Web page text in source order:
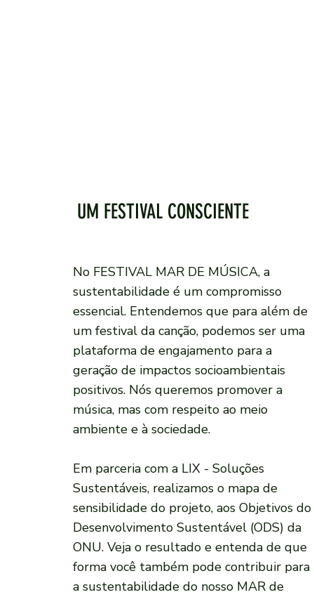
UM FESTIVAL CONSCIENTE
No FESTIVAL MAR DE MÚSICA, a
sustentabilidade é um compromisso
essencial. Entendemos que para além de
um festival da canção, podemos ser uma
plataforma de engajamento para a
geração de impactos socioambientais
positivos. Nós queremos promover a
música, mas com respeito ao meio
ambiente e à sociedade.
Em parceria com a LIX - Soluções
Sustentáveis, realizamos o mapa de
sensibilidade do projeto, aos Objetivos do
Desenvolvimento Sustentável (ODS) da
ONU. Veja o resultado e entenda de que
forma você também pode contribuir para
a sustentabilidade do nosso MAR de